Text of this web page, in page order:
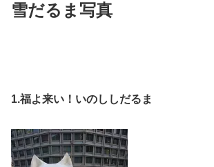
雪だるま写真
1.福よ来い！いのししだるま